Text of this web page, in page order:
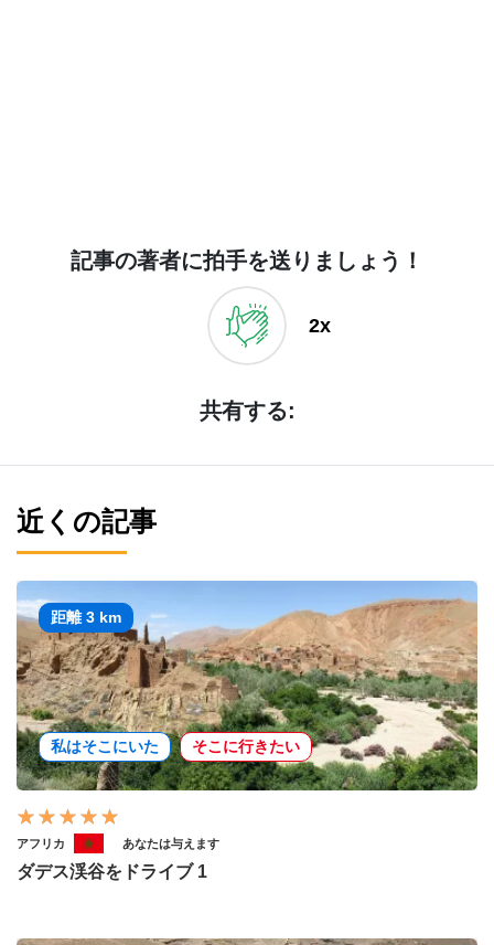
記事の著者に拍手を送りましょう！
2x
共有する:
近くの記事
距離 3 km
私はそこにいた そこに行きたい
アフリカ あなたは与えます
ダデス渓谷をドライブ 1